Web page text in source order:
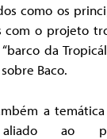
como os
com o projeto
da
Baco.
a
ao